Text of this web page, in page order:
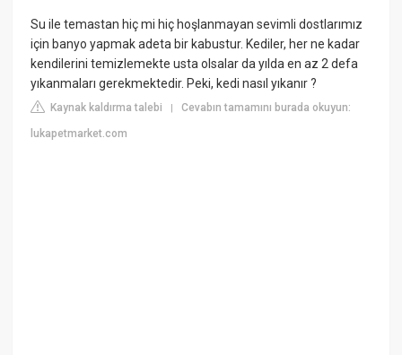
Su ile temastan hiç mi hiç hoşlanmayan sevimli dostlarımız
için banyo yapmak adeta bir kabustur. Kediler, her ne kadar
kendilerini temizlemekte usta olsalar da yılda en az 2 defa
yıkanmaları gerekmektedir. Peki, kedi nasıl yıkanır ?
Kaynak kaldırma talebi |Cevabın tamamını burada okuyun:
lukapetmarket.com